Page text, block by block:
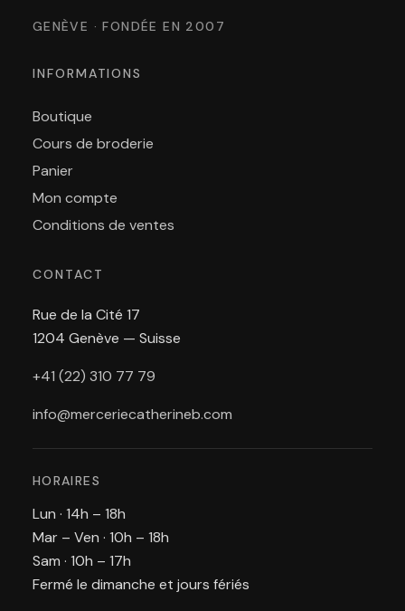
GENÈVE · FONDÉE EN 2007
INFORMATIONS
Boutique
Cours de broderie
Panier
Mon compte
Conditions de ventes
CONTACT
Rue de la Cité 17
1204 Genève — Suisse
+41 (22) 310 77 79
info@merceriecatherineb.com
HORAIRES
Lun · 14h – 18h
Mar – Ven · 10h – 18h
Sam · 10h – 17h
Fermé le dimanche et jours fériés